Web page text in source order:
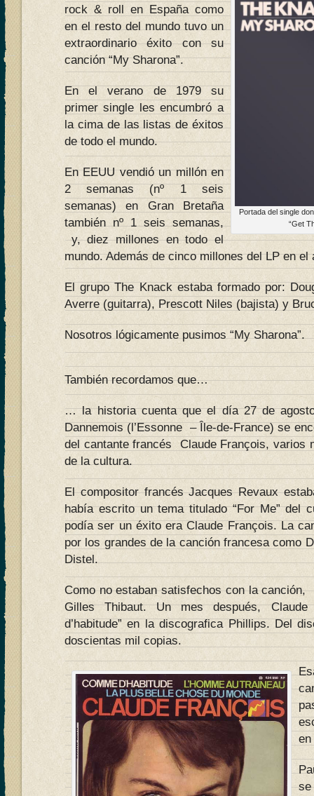
Portada del single
“Get
rock & roll en España como
en el resto del mundo tuvo un
extraordinario éxito con su
canción “My Sharona”.
En el verano de 1979 su
primer single les encumbró a
la cima de las listas de éxitos
de todo el mundo.
En EEUU vendió un millón en
2 semanas (nº 1 seis
semanas) en Gran Bretaña
también nº 1 seis semanas,
y, diez millones en todo el
mundo. Además de cinco millones del LP en el
El grupo The Knack estaba formado por:
Averre (guitarra), Prescott Niles (bajista) y
Nosotros lógicamente pusimos “My Sharona”.
También recordamos que…
… la historia cuenta que el día 27 de
Dannemois (l’Essonne – Île-de-France) se
del cantante francés Claude François, varios
de la cultura.
El compositor francés Jacques Revaux
había escrito un tema titulado “For Me” del
podía ser un éxito era Claude François. La
por los grandes de la canción francesa como
Distel.
Como no estaban satisfechos con la
Gilles Thibaut. Un mes después, Claude
d’habitude” en la discografica Phillips. Del
doscientas mil copias.